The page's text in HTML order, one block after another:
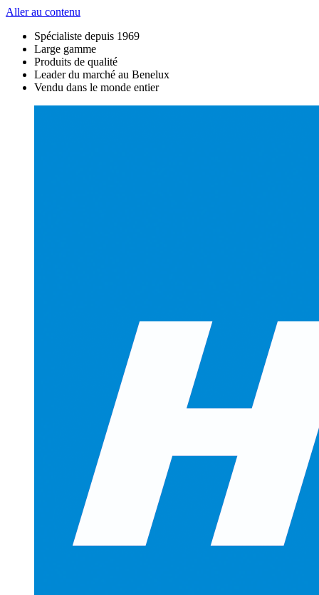
Aller au contenu
Spécialiste depuis 1969
Large gamme
Produits de qualité
Leader du marché au Benelux
Vendu dans le monde entier